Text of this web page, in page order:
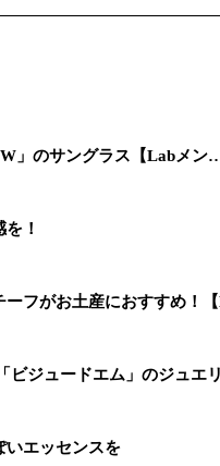
」のサングラス【Labメン
！
ーフがお土産におすすめ！
ビジュードエム」のジュエ
いエッセンスを